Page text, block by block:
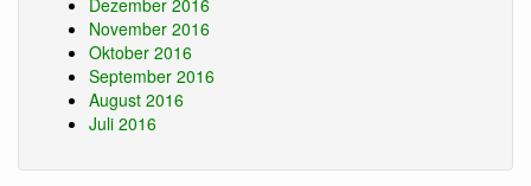
Dezember 2016
November 2016
Oktober 2016
September 2016
August 2016
Juli 2016